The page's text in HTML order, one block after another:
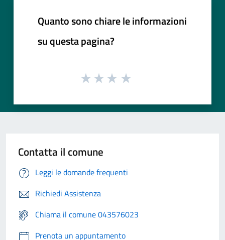
Quanto sono chiare le informazioni
su questa pagina?
Contatta il comune
Leggi le domande frequenti
Richiedi Assistenza
Chiama il comune 043576023
Prenota un appuntamento